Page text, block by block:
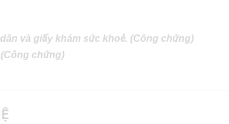
và giấy khám sức khoẻ. (Công chứng)
chứng)